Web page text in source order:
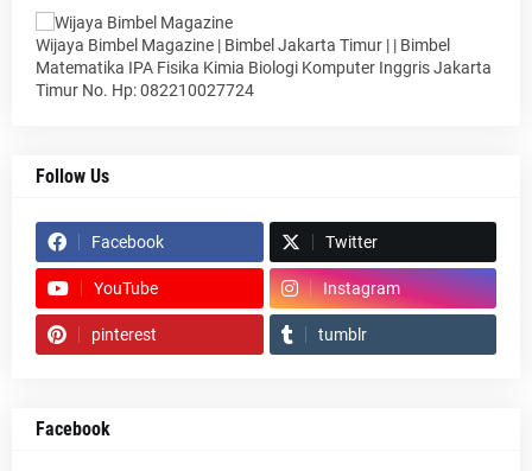
Wijaya Bimbel Magazine | Bimbel Jakarta Timur | | Bimbel
Matematika IPA Fisika Kimia Biologi Komputer Inggris Jakarta
Timur No. Hp: 082210027724
Follow Us
Facebook Twitter
YouTube Instagram
pinterest tumblr
Facebook